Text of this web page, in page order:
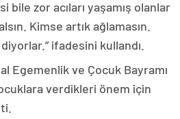
bile zor acıları yaşamış olanlar
Kimse artık ağlamasın.
ifadesini kullandı.
Egemenlik ve Çocuk Bayramı
verdikleri önem için